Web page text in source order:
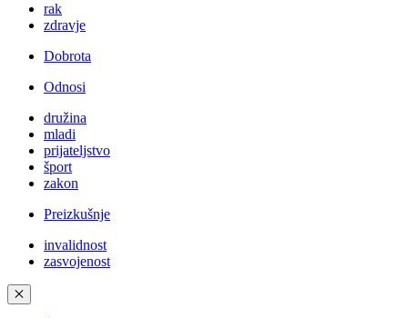
rak
zdravje
Dobrota
Odnosi
družina
mladi
prijateljstvo
šport
zakon
Preizkušnje
invalidnost
zasvojenost
✕